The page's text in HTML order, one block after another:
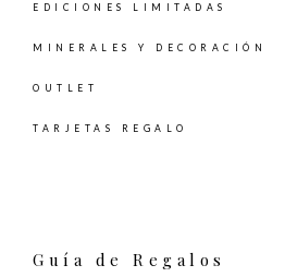
EDICIONES LIMITADAS
MINERALES Y DECORACIÓN
OUTLET
TARJETAS REGALO
Guía de Regalos